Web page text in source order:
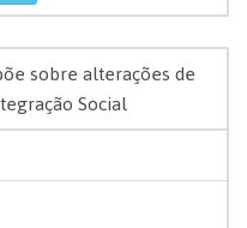
sobre alterações de
Social